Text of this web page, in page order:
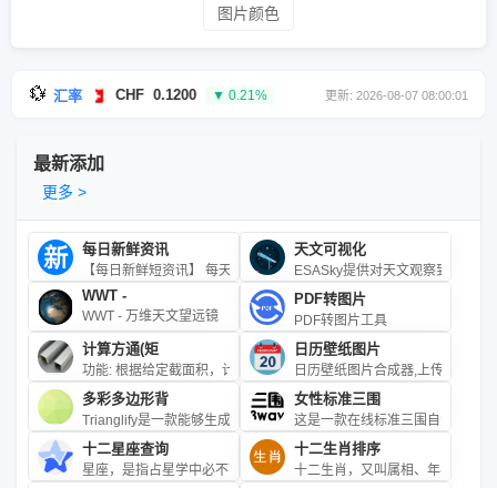
图片颜色
💱 汇率CHF 0.1200 ▼ 0.21% 135.13 ▲ 0.06%
更新: 2026-08-07 08:00:01
最新添加
更多 >
每日新鲜资讯
【每日新鲜短资讯】 每天一分钟，知晓天下事！
天文可视化
ESASky提供对天文观察到整个
WWT -
WWT - 万维天文望远镜
PDF转图片
PDF转图片工具
计算方通(矩
功能: 根据给定截面积，计算方通(矩形管)或圆管的理论长度\r\n公式:
日历壁纸图片
日历壁纸图片合成器,上传图片或
多彩多边形背
Trianglify是一款能够生成多彩的三角形网格背景的javascript库，该js
女性标准三围
这是一款在线标准三围自测工具
十二星座查询
星座，是指占星学中必不可少的组成部分之一，亦指天上一群群的恒
十二生肖排序
十二生肖，又叫属相、年兽，是